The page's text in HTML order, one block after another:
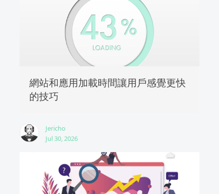
網站和應用加載時間讓用戶感覺更快
的技巧
Jericho
Jul 30, 2026